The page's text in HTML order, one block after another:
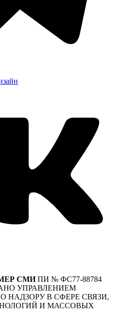
СМИПИ № ФС77-88784
УПРАВЛЕНИЕМ
НАДЗОРУ В СФЕРЕ СВЯЗИ,
И МАССОВЫХ